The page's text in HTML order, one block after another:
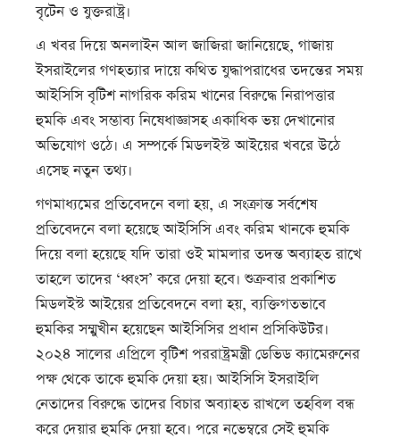
বৃটেন ও যুক্তরাষ্ট্র।
এ খবর দিয়ে অনলাইন আল জাজিরা জানিয়েছে, গাজায়
ইসরাইলের গণহত্যার দায়ে কথিত যুদ্ধাপরাধের তদন্তের সময়
আইসিসি বৃটিশ নাগরিক করিম খানের বিরুদ্ধে নিরাপত্তার
হুমকি এবং সম্ভাব্য নিষেধাজ্ঞাসহ একাধিক ভয় দেখানোর
অভিযোগ ওঠে। এ সম্পর্কে মিডলইস্ট আইয়ের খবরে উঠে
এসেছ নতুন তথ্য।
গণমাধ্যমের প্রতিবেদনে বলা হয়, এ সংক্রান্ত সর্বশেষ
প্রতিবেদনে বলা হয়েছে আইসিসি এবং করিম খানকে হুমকি
দিয়ে বলা হয়েছে যদি তারা ওই মামলার তদন্ত অব্যাহত রাখে
তাহলে তাদের ‘ধ্বংস’ করে দেয়া হবে। শুক্রবার প্রকাশিত
মিডলইস্ট আইয়ের প্রতিবেদনে বলা হয়, ব্যক্তিগতভাবে
হুমকির সম্মুখীন হয়েছেন আইসিসির প্রধান প্রসিকিউটর।
২০২৪ সালের এপ্রিলে বৃটিশ পররাষ্ট্রমন্ত্রী ডেভিড ক্যামেরুনের
পক্ষ থেকে তাকে হুমকি দেয়া হয়। আইসিসি ইসরাইলি
নেতাদের বিরুদ্ধে তাদের বিচার অব্যাহত রাখলে তহবিল বন্ধ
করে দেয়ার হুমকি দেয়া হবে। পরে নভেম্বরে সেই হুমকি